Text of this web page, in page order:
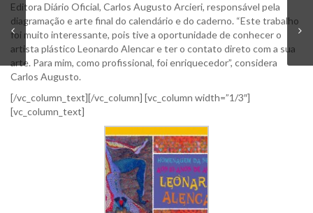
Editora Diário Oficial, Carlos Augusto Arcieri, responsável pela
diagramação e arte final do calendário e do caderno. “Este trabalho
foi muito interessante, pois tive a oportunidade de conhecer o
artista plástico Leonardo Alencar e ter o contato direto com a sua
arte. Para mim, como profissional, foi enriquecedor”, considera
Carlos Augusto.
[/vc_column_text][/vc_column] [vc_column width=”1/3″]
[vc_column_text]